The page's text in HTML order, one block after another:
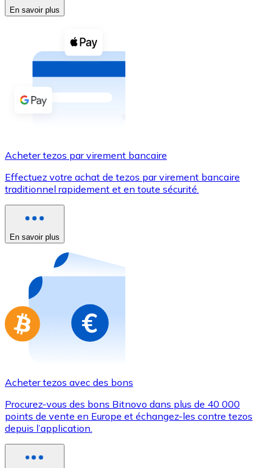
Voir toutes
Coupons crypto
Achetez des cryptomonnaies en espèces et d'autres
Acheter avec espèces
Virement SEPA
Utilisez les cartes Visa et Mastercard pour acheter
Acheter avec carte
Nouveau
Achetez des cartes-cadeaux de vos marques
Aller à la boutique de cartes-cadeaux
En savoir plus
Acheter tezos par virement bancaire
Effectuez votre achat de tezos par virement bancaire
traditionnel rapidement et en toute sécurité.
En savoir plus
Acheter tezos avec des bons
Procurez-vous des bons Bitnovo dans plus de 40 000
points de vente en Europe et échangez-les contre tezos
depuis l’application.